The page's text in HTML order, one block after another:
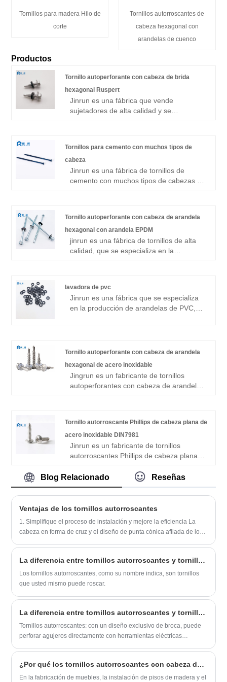
Tornillos para madera Hilo de
corte
Tornillos autorroscantes de
cabeza hexagonal con
arandelas de cuenco
Productos
Tornillo autoperforante con cabeza de brida
hexagonal Ruspert
Jinrun es una fábrica que vende
sujetadores de alta calidad y se
adherimos a la calidad como innovación y
progreso central, centrados en el cliente y
continuos, para brindarles a los clientes
mejores productos y servicios.
Tornillos para cemento con muchos tipos de
cabeza
Jinrun es una fábrica de tornillos de
cemento con muchos tipos de cabezas en
aglomerado, tornillos no estándar, etc., es
un proveedor de gran calidad.
Tornillo autoperforante con cabeza de arandela
hexagonal con arandela EPDM
jinrun es una fábrica de tornillos de alta
calidad, que se especializa en la
la fabricación de automóviles, ensamblaje
de equipos electrónicos y otros campos.
lavadora de pvc
Jinrun es una fábrica que se especializa
en la producción de arandelas de PVC,
económico y es un proveedor integral de
Tornillo autoperforante con cabeza de arandela
hexagonal de acero inoxidable
Jingrun es un fabricante de tornillos
autoperforantes con cabeza de arandela
América del Norte, Europa, Sudeste
Asiático, etc. Una amplia gama de
productos, especificaciones completas,
precios económicos y buena calidad. , es
Tornillo autorroscante Phillips de cabeza plana de
acero inoxidable DIN7981
Jinrun es un fabricante de tornillos
autorroscantes Phillips de cabeza plana
incluyen acero al carbono y acero
inoxidable. Gran fuerza técnica, productos
de alta calidad y bajo costo y servicio
posventa de marketing de primera clase,
es su mejor opción.
Blog Relacionado Reseñas
Ventajas de los tornillos autorroscantes
1. Simplifique el proceso de instalación y mejore la eficiencia La
cabeza en forma de cruz y el diseño de punta cónica afilada de los
La diferencia entre tornillos autorroscantes y tornillos normales.
Los tornillos autorroscantes, como su nombre indica, son tornillos
que usted mismo puede roscar.
La diferencia entre tornillos autorroscantes y tornillos comunes
Tornillos autorroscantes: con un diseño exclusivo de broca, puede
perforar agujeros directamente con herramientas eléctricas
¿Por qué los tornillos autorroscantes con cabeza de armadura modificada son el elemento de fijación preferido para aplicaciones de muebles y carpintería?
En la fabricación de muebles, la instalación de pisos de madera y el